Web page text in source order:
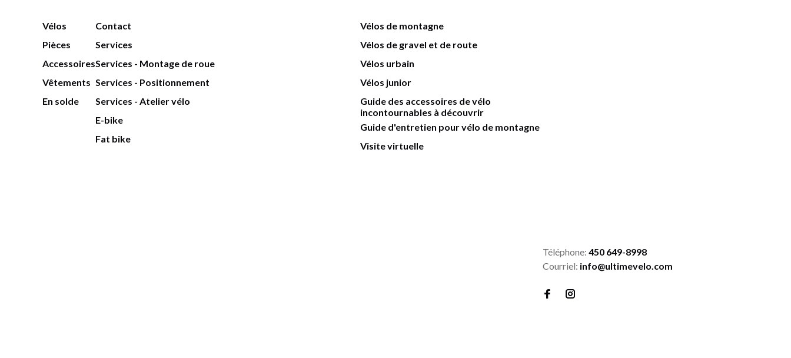
Vélos
Pièces
Accessoires
Vêtements
En solde
Contact
Services
Services - Montage de roue
Services - Positionnement
Services - Atelier vélo
E-bike
Fat bike
Vélos de montagne
Vélos de gravel et de route
Vélos urbain
Vélos junior
Guide des accessoires de vélo
incontournables à découvrir
Guide d'entretien pour vélo de montagne
Visite virtuelle
Téléphone: 450 649-8998
Courriel: info@ultimevelo.com